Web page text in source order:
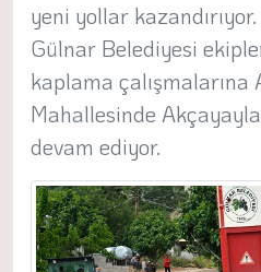
yeni yollar
Gülnar Belediyesi
kaplama çalışmalarına
Mahallesinde
devam ediyor.